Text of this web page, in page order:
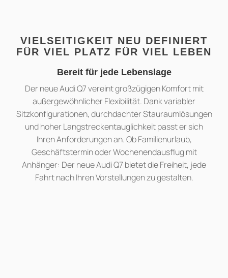
VIELSEITIGKEIT NEU DEFINIERT
FÜR VIEL PLATZ FÜR VIEL LEBEN
Bereit für jede Lebenslage
Der neue Audi Q7 vereint großzügigen Komfort mit
außergewöhnlicher Flexibilität. Dank variabler
Sitzkonfigurationen, durchdachter Stauraumlösungen
und hoher Langstreckentauglichkeit passt er sich
Ihren Anforderungen an. Ob Familienurlaub,
Geschäftstermin oder Wochenendausflug mit
Anhänger: Der neue Audi Q7 bietet die Freiheit, jede
Fahrt nach Ihren Vorstellungen zu gestalten.